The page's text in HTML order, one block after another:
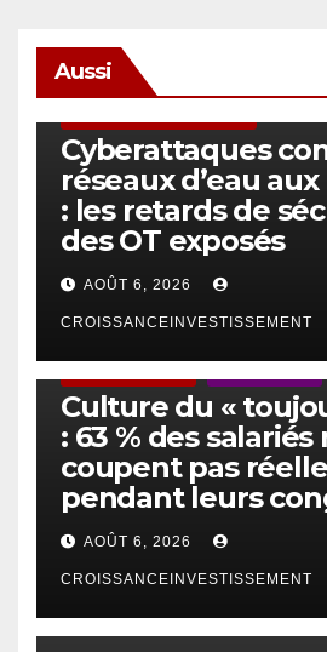
Aussi
Cyberattaques
réseaux d’eau
: les retards de
des OT exposés
AOÛT 6, 2026
CROISSANCEINVESTISSEMENT
Culture du «
: 63 % des salariés
coupent pas
pendant leurs
AOÛT 6, 2026
CROISSANCEINVESTISSEMENT